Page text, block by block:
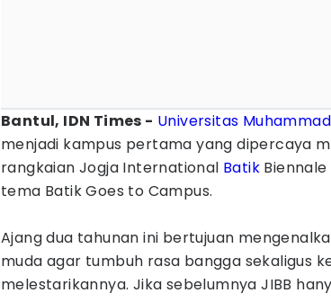
Bantul, IDN Times - Universitas
menjadi kampus pertama yang dipercaya
rangkaian Jogja International Batik
tema Batik Goes to Campus.
‎Ajang dua tahunan ini bertujuan
muda agar tumbuh rasa bangga sekaligus
melestarikannya. Jika sebelumnya JIBB